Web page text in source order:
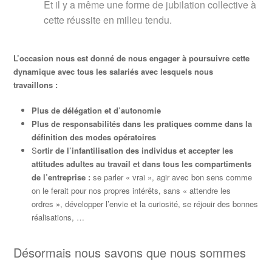
Et il y a même une forme de jubilation collective à
cette réussite en milieu tendu.
L’occasion nous est donné de nous engager à poursuivre cette
dynamique avec tous les salariés avec lesquels nous
travaillons :
Plus de délégation et d’autonomie
Plus de responsabilités dans les pratiques comme dans la
définition des modes opératoires
Sortir de l’infantilisation des individus et accepter les
attitudes adultes au travail et dans tous les compartiments
de l’entreprise :se parler « vrai », agir avec bon sens comme
on le ferait pour nos propres intérêts, sans « attendre les
ordres », développer l’envie et la curiosité, se réjouir des bonnes
réalisations, …
Désormais nous savons que nous sommes